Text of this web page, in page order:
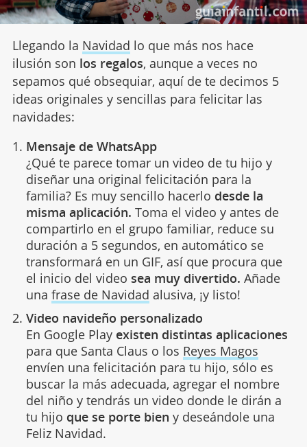
Llegando la Navidad lo que más nos hace
ilusión son los regalos, aunque a veces no
sepamos qué obsequiar, aquí de te decimos 5
ideas originales y sencillas para felicitar las
navidades:
Mensaje de WhatsApp
¿Qué te parece tomar un video de tu hijo y
diseñar una original felicitación para la
familia? Es muy sencillo hacerlo desde la
misma aplicación. Toma el video y antes de
compartirlo en el grupo familiar, reduce su
duración a 5 segundos, en automático se
transformará en un GIF, así que procura que
el inicio del video sea muy divertido. Añade
una frase de Navidad alusiva, ¡y listo!
Video navideño personalizado
En Google Play existen distintas aplicaciones
para que Santa Claus o los Reyes Magos
envíen una felicitación para tu hijo, sólo es
buscar la más adecuada, agregar el nombre
del niño y tendrás un video donde le dirán a
tu hijo que se porte bien y deseándole una
Feliz Navidad.